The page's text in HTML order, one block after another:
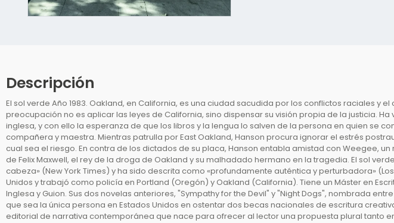
modal
Descripción
El sol verde Año 1983. Oakland, en California, es una ciudad sacudida por los conflictos raciales y
preocupación no es aplicar las leyes de California, sino dispensar su visión propia de la justicia.
inglesa, y con ello la esperanza de que los libros y la lengua lo salven de la persona en quien se
compañera y maestra. Mientras patrulla por East Oakland, Hanson procura ignorar el estrés
cual sea el riesgo. En contra de los dictados de su placa, Hanson entabla amistad con Weegee,
de Felix Maxwell, el rey de la droga de Oakland y su malhadado hermano en la tragedia. El sol
cabeza» (New York Times) y ha sido descrita como «profundamente auténtica y perturbadora»
Unidos y trabajó como policía en Portland (Oregón) y Oakland (California). Tiene un Máster en
Inglesa y Guion. Sus dos novelas anteriores, "Sympathy for the Devil" y "Night Dogs", nombrada
que sea la única persona en Estados Unidos en ostentar dos becas nacionales de escritura
editorial de narrativa contemporánea que nace para ofrecer al lector una propuesta plural tanto